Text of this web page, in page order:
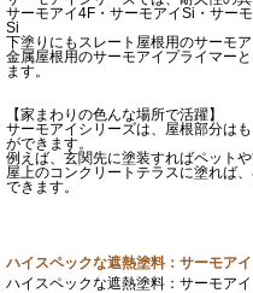
サーモアイ4F・サーモアイSi・サー
Si
下塗りにもスレート屋根用のサーモア
金属屋根用のサーモアイプライマー
ます。
【家まわりの色んな場所で活躍】
サーモアイシリーズは、屋根部分は
ができます。
例えば、玄関先に塗装すればペットや
屋上のコンクリートテラスに塗れば
できます。
ハイスペックな遮熱塗料：サーモアイ
ハイスペックな遮熱塗料：サーモアイ